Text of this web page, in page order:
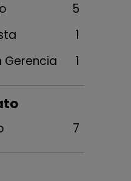
5
1
Gerencia
1
7